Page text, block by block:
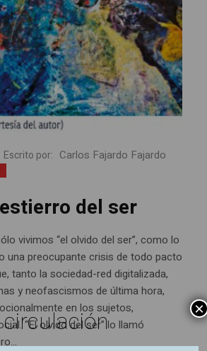
Escrito por: Carlos Fajardo Fajardo
del ser
vivimos “el olvido del ser”, como lo
una preocupante crisis de todo pacto
tanto la sociedad-red digitalizada,
y neofascismos de última hora,
en los sujetos,
“El olvido del ser” lo llamó
×